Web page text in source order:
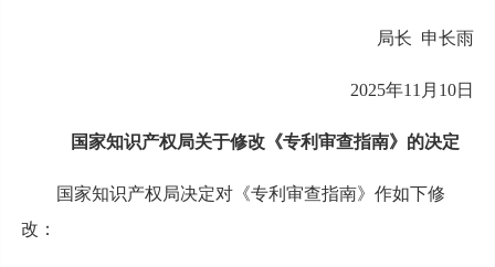
局长 申长雨
2025年11月10日
国家知识产权局关于修改《专利审查指南》的决定
国家知识产权局决定对《专利审查指南》作如下修
改：